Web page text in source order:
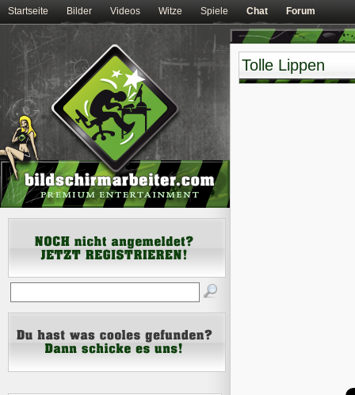
Startseite Bilder Videos Witze Spiele Chat Forum
Tolle Lippen